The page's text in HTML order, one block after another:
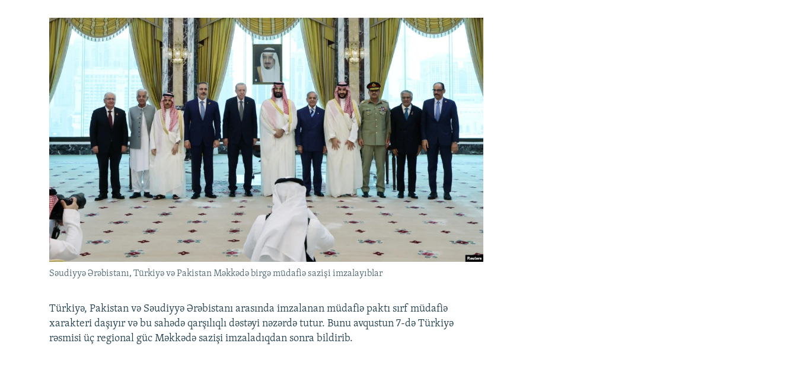
Səudiyyə Ərəbistanı, Türkiyə və Pakistan Məkkədə birgə müdafiə sazişi imzalayıblar
Türkiyə, Pakistan və Səudiyyə Ərəbistanı arasında imzalanan müdafiə paktı sırf müdafiə
xarakteri daşıyır və bu sahədə qarşılıqlı dəstəyi nəzərdə tutur. Bunu avqustun 7-də Türkiyə
rəsmisi üç regional güc Məkkədə sazişi imzaladıqdan sonra bildirib.